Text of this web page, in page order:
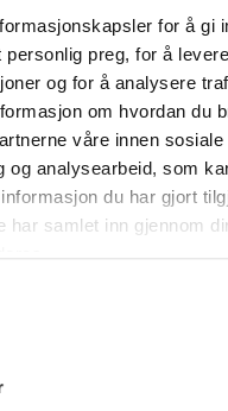
for å gi
personlig preg, for å
og for å analysere
om hvordan du
våre innen sosiale
og analysearbeid, som
du har gjort
har samlet inn gjennom
Team / Ragnhild
and